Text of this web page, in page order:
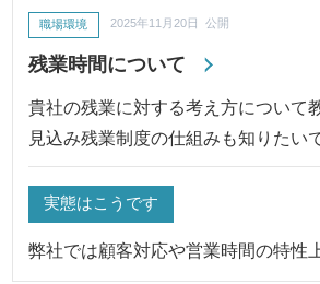
残業時間について
職場環境 2025年11月20日 公開
貴社の残業に対する考え方について
見込み残業制度の仕組みも知りたい
実態はこうです
弊社では顧客対応や営業時間の特性